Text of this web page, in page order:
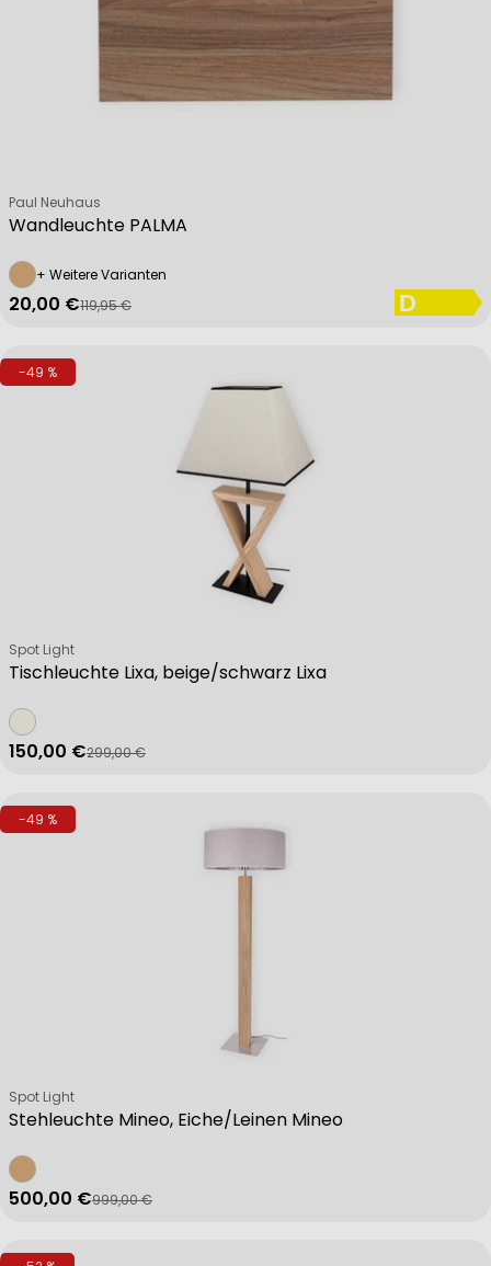
Wandleuchte PALMA
Verkäufer:
Paul Neuhaus
+ Weitere Varianten
Verkaufspreis
20,00 €
Regulärer Preis
119,95 €
-49 %
Tischleuchte Lixa, beige/schwarz Lixa
Verkäufer:
Spot Light
Verkaufspreis
150,00 €
Regulärer Preis
299,00 €
-49 %
Stehleuchte Mineo, Eiche/Leinen Mineo
Verkäufer:
Spot Light
Verkaufspreis
500,00 €
Regulärer Preis
999,00 €